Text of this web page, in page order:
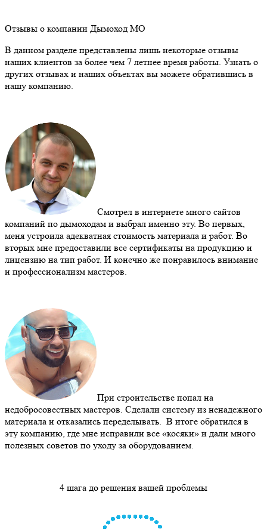
Отзывы о компании Дымоход МО
В данном разделе представлены лишь некоторые отзывы
наших клиентов за более чем 7 летнее время работы. Узнать о
других отзывах и наших объектах вы можете обратившись в
нашу компанию.
Смотрел в интернете много сайтов
компаний по дымоходам и выбрал именно эту. Во первых,
меня устроила адекватная стоимость материала и работ. Во
вторых мне предоставили все сертификаты на продукцию и
лицензию на тип работ. И конечно же понравилось внимание
и профессионализм мастеров.
При строительстве попал на
недобросовестных мастеров. Сделали систему из ненадежного
материала и отказались переделывать. В итоге обратился в
эту компанию, где мне исправили все «косяки» и дали много
полезных советов по уходу за оборудованием.
4 шага до решения вашей проблемы